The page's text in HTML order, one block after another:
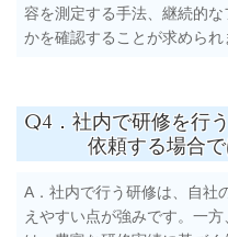
容を測定する手法、継続的
かを確認することが求められ
Q4．社内で研修を行
依頼する場合
A．社内で行う研修は、自社
えやすい点が強みです。一